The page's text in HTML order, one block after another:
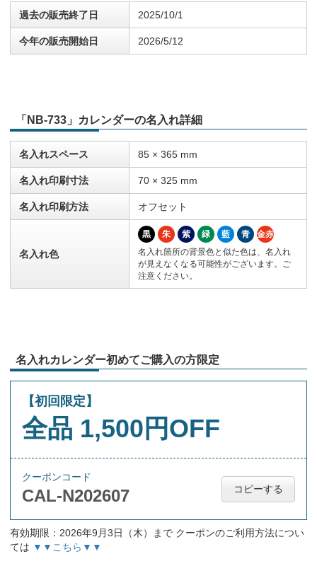
過去の販売終了日 2025/10/1
今年の販売開始日 2026/5/12
「NB-733」カレンダーの名入れ詳細
名入れスペース 85 × 365 mm
名入れ印刷寸法 70 × 325 mm
名入れ印刷方法 オフセット
名入れ色
黒 朱 紫 緑 藍 青
金赤
名入れ箇所の背景色と似た色は、名入れ
が見えなくなる可能性がございます。ご
注意ください。
名入れカレンダー初めてご購入の方限定
【初回限定】
全品 1,500円OFF
クーポンコード
CAL-N202607 コピーする
有効期限：2026年9月3日（木）まで クーポンのご利用方法につい
ては ▼▼こちら▼▼